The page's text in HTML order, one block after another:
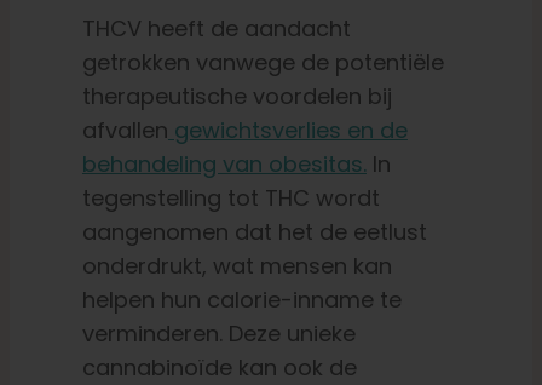
THCV heeft de aandacht
getrokken vanwege de potentiële
therapeutische voordelen bij
afvallen gewichtsverlies en de
behandeling van obesitas. In
tegenstelling tot THC wordt
aangenomen dat het de eetlust
onderdrukt, wat mensen kan
helpen hun calorie-inname te
verminderen. Deze unieke
cannabinoïde kan ook de